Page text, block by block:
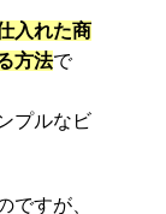
入れた商
方法で
プルなビ
ですが、